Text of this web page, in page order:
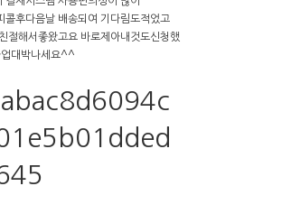
콜후다음날 배송되여 기다림도적었고
절해서좋왔고요 바로제아내것도신청했
대박나세요^^